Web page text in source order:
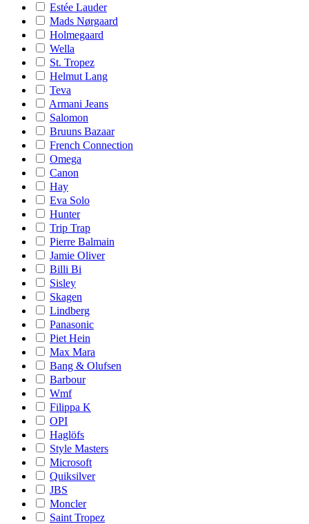
Estée Lauder
Mads Nørgaard
Holmegaard
Wella
St. Tropez
Helmut Lang
Teva
Armani Jeans
Salomon
Bruuns Bazaar
French Connection
Omega
Canon
Hay
Eva Solo
Hunter
Trip Trap
Pierre Balmain
Jamie Oliver
Billi Bi
Sisley
Skagen
Lindberg
Panasonic
Piet Hein
Max Mara
Bang & Olufsen
Barbour
Wmf
Filippa K
OPI
Haglöfs
Style Masters
Microsoft
Quiksilver
JBS
Moncler
Saint Tropez